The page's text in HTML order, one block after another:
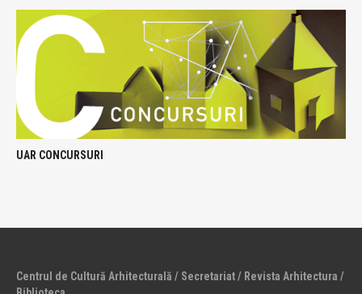
UAR CONCURSURI
Centrul de Cultură Arhitecturală / Secretariat / Revista Arhitectura /